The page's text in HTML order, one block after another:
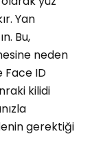
Yan
Bu,
neden
Face ID
kilidi
gerektiği